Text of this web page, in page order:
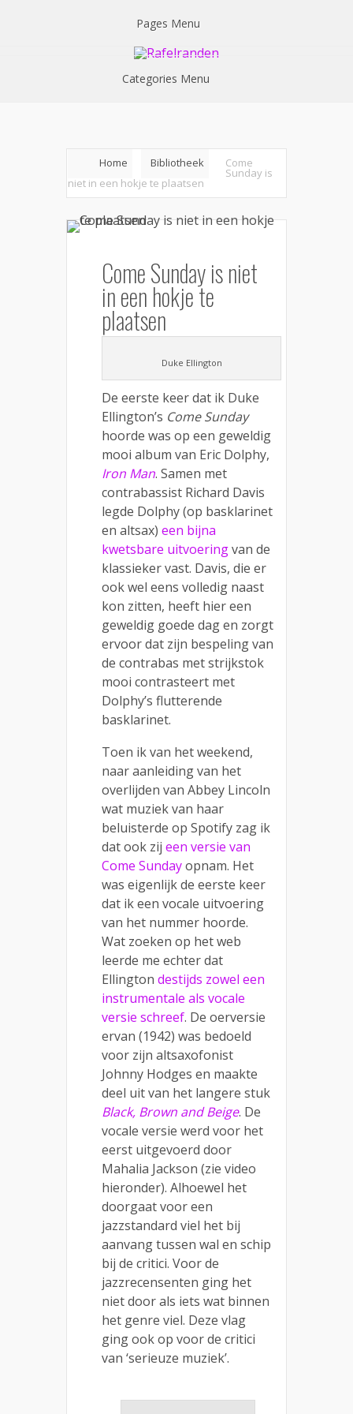
Pages Menu
Categories Menu
Home Bibliotheek Come
Sunday is
niet in een hokje te plaatsen
Come Sunday is niet
in een hokje te
plaatsen
Duke Ellington
De eerste keer dat ik Duke
Ellington’s Come Sunday
hoorde was op een geweldig
mooi album van Eric Dolphy,
Iron Man. Samen met
contrabassist Richard Davis
legde Dolphy (op basklarinet
en altsax) een bijna
kwetsbare uitvoeringvan de
klassieker vast. Davis, die er
ook wel eens volledig naast
kon zitten, heeft hier een
geweldig goede dag en zorgt
ervoor dat zijn bespeling van
de contrabas met strijkstok
mooi contrasteert met
Dolphy’s flutterende
basklarinet.
Toen ik van het weekend,
naar aanleiding van het
overlijden van Abbey Lincoln
wat muziek van haar
beluisterde op Spotify zag ik
dat ook zij een versie van
Come Sundayopnam. Het
was eigenlijk de eerste keer
dat ik een vocale uitvoering
van het nummer hoorde.
Wat zoeken op het web
leerde me echter dat
Ellington destijds zowel een
instrumentale als vocale
versie schreef. De oerversie
ervan (1942) was bedoeld
voor zijn altsaxofonist
Johnny Hodges en maakte
deel uit van het langere stuk
Black, Brown and Beige. De
vocale versie werd voor het
eerst uitgevoerd door
Mahalia Jackson (zie video
hieronder). Alhoewel het
doorgaat voor een
jazzstandard viel het bij
aanvang tussen wal en schip
bij de critici. Voor de
jazzrecensenten ging het
niet door als iets wat binnen
het genre viel. Deze vlag
ging ook op voor de critici
van ‘serieuze muziek’.